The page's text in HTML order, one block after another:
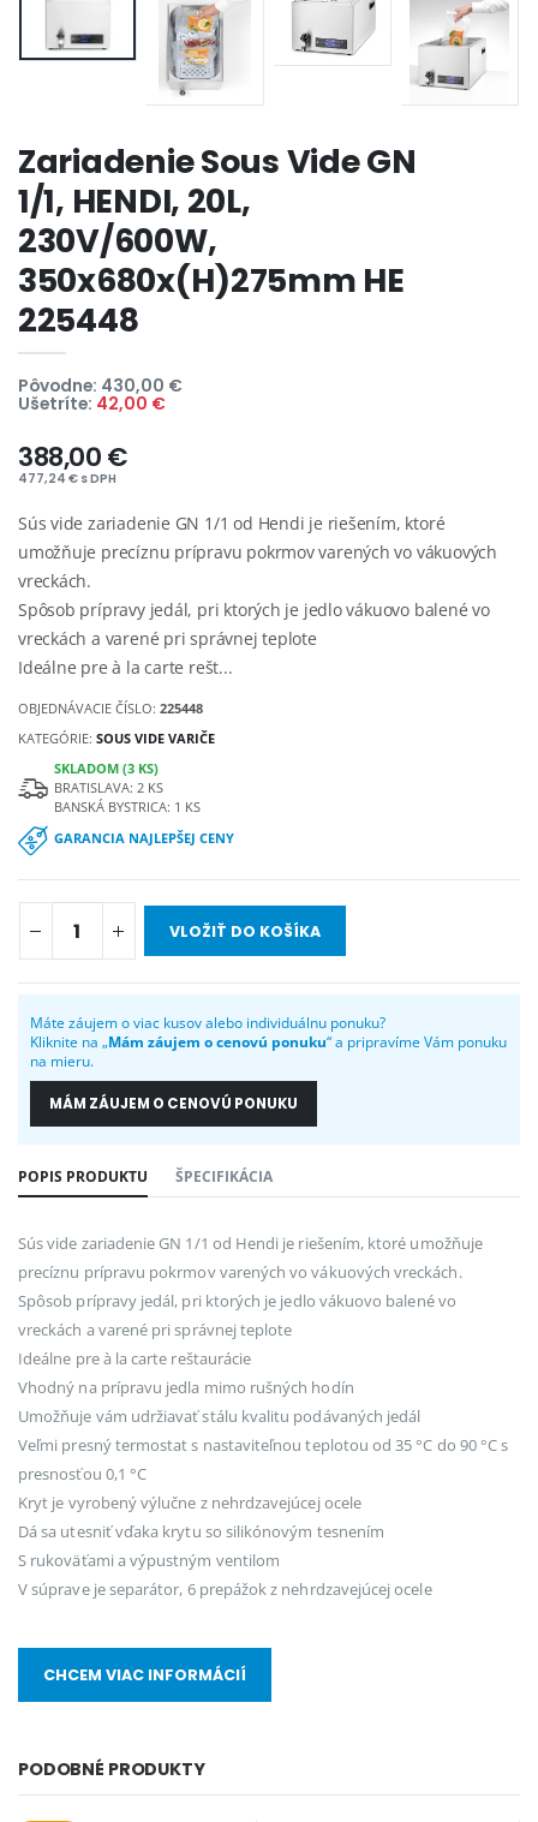
Zariadenie Sous Vide GN
1/1, HENDI, 20L,
230V/600W,
350x680x(H)275mm HE
225448
Pôvodne: 430,00 €
Ušetríte: 42,00 €
388,00 €
477,24 € s DPH
Sús vide zariadenie GN 1/1 od Hendi je riešením, ktoré
umožňuje precíznu prípravu pokrmov varených vo vákuových
vreckách.
Spôsob prípravy jedál, pri ktorých je jedlo vákuovo balené vo
vreckách a varené pri správnej teplote
Ideálne pre à la carte rešt...
OBJEDNÁVACIE ČÍSLO:225448
KATEGÓRIE:SOUS VIDE VARIČE
SKLADOM (3 KS)
BRATISLAVA: 2 KS
BANSKÁ BYSTRICA: 1 KS
GARANCIA NAJLEPŠEJ CENY
VLOŽIŤ DO KOŠÍKA
Máte záujem o viac kusov alebo individuálnu ponuku?
Kliknite na „Mám záujem o cenovú ponuku“ a pripravíme Vám ponuku
na mieru.
MÁM ZÁUJEM O CENOVÚ PONUKU
POPIS PRODUKTU ŠPECIFIKÁCIA
Sús vide zariadenie GN 1/1 od Hendi je riešením, ktoré umožňuje
precíznu prípravu pokrmov varených vo vákuových vreckách.
Spôsob prípravy jedál, pri ktorých je jedlo vákuovo balené vo
vreckách a varené pri správnej teplote
Ideálne pre à la carte reštaurácie
Vhodný na prípravu jedla mimo rušných hodín
Umožňuje vám udržiavať stálu kvalitu podávaných jedál
Veľmi presný termostat s nastaviteľnou teplotou od 35 °C do 90 °C s
presnosťou 0,1 °C
Kryt je vyrobený výlučne z nehrdzavejúcej ocele
Dá sa utesniť vďaka krytu so silikónovým tesnením
S rukoväťami a výpustným ventilom
V súprave je separátor, 6 prepážok z nehrdzavejúcej ocele
CHCEM VIAC INFORMÁCIÍ
PODOBNÉ PRODUKTY